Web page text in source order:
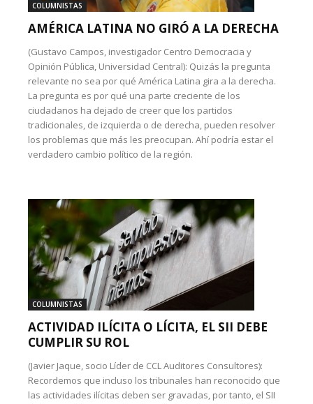
COLUMNISTAS
AMÉRICA LATINA NO GIRÓ A LA DERECHA
(Gustavo Campos, investigador Centro Democracia y
Opinión Pública, Universidad Central): Quizás la pregunta
relevante no sea por qué América Latina gira a la derecha.
La pregunta es por qué una parte creciente de los
ciudadanos ha dejado de creer que los partidos
tradicionales, de izquierda o de derecha, pueden resolver
los problemas que más les preocupan. Ahí podría estar el
verdadero cambio político de la región.
COLUMNISTAS
ACTIVIDAD ILÍCITA O LÍCITA, EL SII DEBE
CUMPLIR SU ROL
(Javier Jaque, socio Líder de CCL Auditores Consultores):
Recordemos que incluso los tribunales han reconocido que
las actividades ilícitas deben ser gravadas, por tanto, el SII